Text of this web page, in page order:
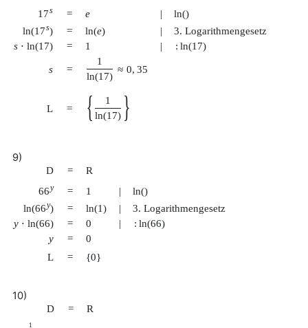
17s = e | ln()
ln(17s) = ln(e) |
3. Logarithmengesetz
s ⋅ ln(17) = 1 | : ln(17)
s =
1
ln(17)
≈ 0, 35
L = {
1
ln(17) }
9)
D =
R
66y = 1 | ln()
ln(66y) = ln(1) |
3. Logarithmengesetz
y ⋅ ln(66) = 0 | : ln(66)
y
=
0
L
= {0}
10)
D = R
1